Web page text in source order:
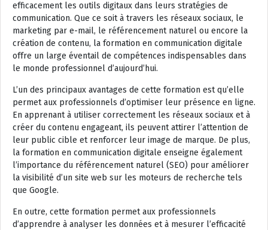
efficacement les outils digitaux dans leurs stratégies de
communication. Que ce soit à travers les réseaux sociaux, le
marketing par e-mail, le référencement naturel ou encore la
création de contenu, la formation en communication digitale
offre un large éventail de compétences indispensables dans
le monde professionnel d’aujourd’hui.
L’un des principaux avantages de cette formation est qu’elle
permet aux professionnels d’optimiser leur présence en ligne.
En apprenant à utiliser correctement les réseaux sociaux et à
créer du contenu engageant, ils peuvent attirer l’attention de
leur public cible et renforcer leur image de marque. De plus,
la formation en communication digitale enseigne également
l’importance du référencement naturel (SEO) pour améliorer
la visibilité d’un site web sur les moteurs de recherche tels
que Google.
En outre, cette formation permet aux professionnels
d’apprendre à analyser les données et à mesurer l’efficacité